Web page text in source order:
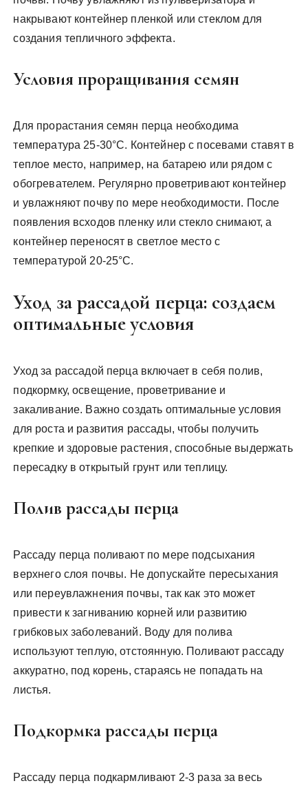
накрывают контейнер пленкой или стеклом для
создания тепличного эффекта.
Условия проращивания семян
Для прорастания семян перца необходима
температура 25-30°C. Контейнер с посевами ставят в
теплое место, например, на батарею или рядом с
обогревателем. Регулярно проветривают контейнер
и увлажняют почву по мере необходимости. После
появления всходов пленку или стекло снимают, а
контейнер переносят в светлое место с
температурой 20-25°C.
Уход за рассадой перца: создаем
оптимальные условия
Уход за рассадой перца включает в себя полив,
подкормку, освещение, проветривание и
закаливание. Важно создать оптимальные условия
для роста и развития рассады, чтобы получить
крепкие и здоровые растения, способные выдержать
пересадку в открытый грунт или теплицу.
Полив рассады перца
Рассаду перца поливают по мере подсыхания
верхнего слоя почвы. Не допускайте пересыхания
или переувлажнения почвы, так как это может
привести к загниванию корней или развитию
грибковых заболеваний. Воду для полива
используют теплую, отстоянную. Поливают рассаду
аккуратно, под корень, стараясь не попадать на
листья.
Подкормка рассады перца
Рассаду перца подкармливают 2-3 раза за весь